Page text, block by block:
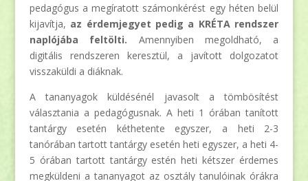
pedagógus a megíratott számonkérést egy héten belül
kijavítja, az érdemjegyet pedig a KRÉTA rendszer
naplójába feltölti. Amennyiben megoldható, a
digitális rendszeren keresztül, a javított dolgozatot
visszaküldi a diáknak.
A tananyagok küldésénél javasolt a tömbösítést
választania a pedagógusnak. A heti 1 órában tanított
tantárgy esetén kéthetente egyszer, a heti 2-3
tanórában tartott tantárgy esetén heti egyszer, a heti 4-
5 órában tartott tantárgy estén heti kétszer érdemes
megküldeni a tananyagot az osztály tanulóinak órákra